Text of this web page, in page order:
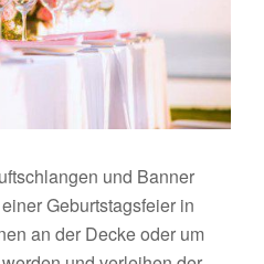
und Banner
Geburtstagsfeier in
an der Decke oder um